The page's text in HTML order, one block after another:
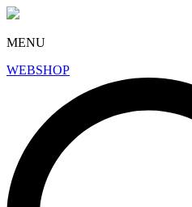
MENU
WEBSHOP